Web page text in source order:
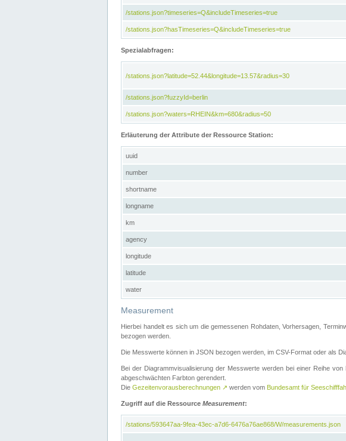
/stations.json?timeseries=Q&includeTimeseries=true
/stations.json?hasTimeseries=Q&includeTimeseries=true
Spezialabfragen:
/stations.json?latitude=52.44&longitude=13.57&radius=30
/stations.json?fuzzyId=berlin
/stations.json?waters=RHEIN&km=680&radius=50
Erläuterung der Attribute der Ressource Station:
uuid
number
shortname
longname
km
agency
longitude
latitude
water
Measurement
Hierbei handelt es sich um die gemessenen Rohdaten, Vorhersagen,
bezogen werden.
Die Messwerte können in JSON bezogen werden, im CSV-Format oder als
Bei der Diagrammvisualisierung der Messwerte werden bei einer Reihe
abgeschwächten Farbton gerendert.
Die Gezeitenvorausberechnungen ↗ werden vom Bundesamt für
Zugriff auf die Ressource Measurement:
/stations/593647aa-9fea-43ec-a7d6-6476a76ae868/W/measurements.json